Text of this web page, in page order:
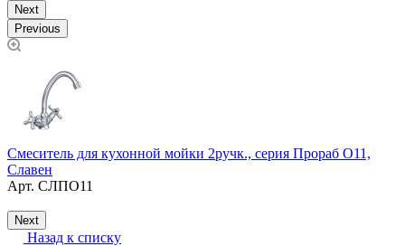
Next
Previous
Смеситель для кухонной мойки 2ручк., серия Прораб О11,
Славен
Арт. СЛПО11
Next
Назад к списку